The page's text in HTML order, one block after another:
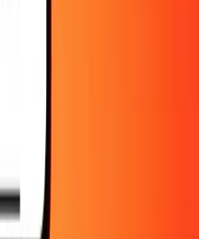
l'argent en
affilié